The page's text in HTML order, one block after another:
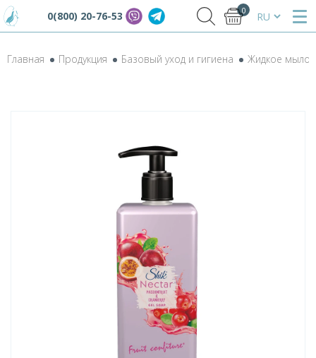
0(800) 20-76-53 0
Главная Продукция Базовый уход и гигиена Жидкое мыло